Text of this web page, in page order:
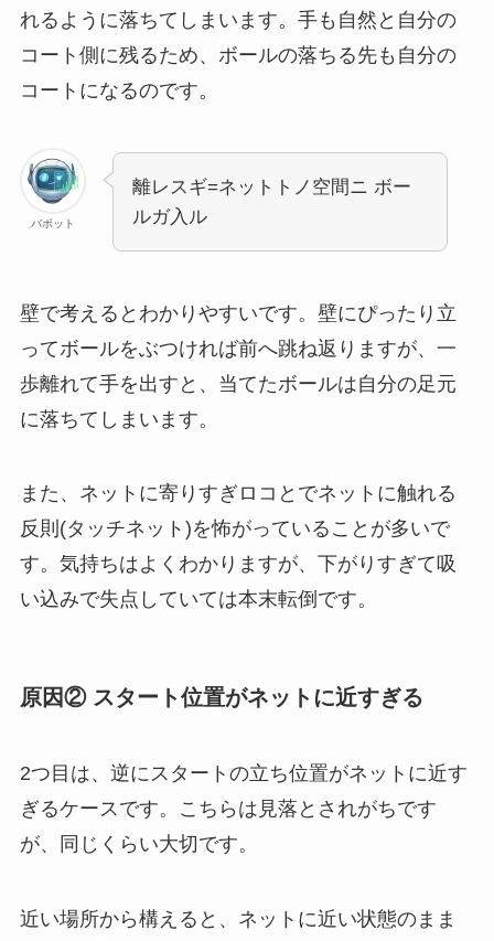
れるように落ちてしまいます。手も自然と自分の
コート側に残るため、ボールの落ちる先も自分の
コートになるのです。
バボット
離レスギ=ネットトノ空間ニ ボー
ルガ入ル
壁で考えるとわかりやすいです。壁にぴったり立
ってボールをぶつければ前へ跳ね返りますが、一
歩離れて手を出すと、当てたボールは自分の足元
に落ちてしまいます。
また、ネットに寄りすぎロコとでネットに触れる
反則(タッチネット)を怖がっていることが多いで
す。気持ちはよくわかりますが、下がりすぎて吸
い込みで失点していては本末転倒です。
原因② スタート位置がネットに近すぎる
2つ目は、逆にスタートの立ち位置がネットに近す
ぎるケースです。こちらは見落とされがちです
が、同じくらい大切です。
近い場所から構えると、ネットに近い状態のまま